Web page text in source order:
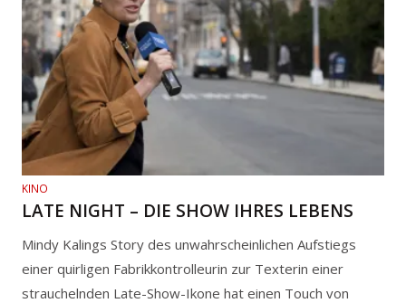
KINO
LATE NIGHT – DIE SHOW IHRES LEBENS
Mindy Kalings Story des unwahrscheinlichen Aufstiegs
einer quirligen Fabrikkontrolleurin zur Texterin einer
strauchelnden Late-Show-Ikone hat einen Touch von